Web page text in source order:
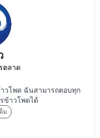
ตลาด
วโพด ฉันสามารถตอบทุก
ข้าวโพดได้
ม